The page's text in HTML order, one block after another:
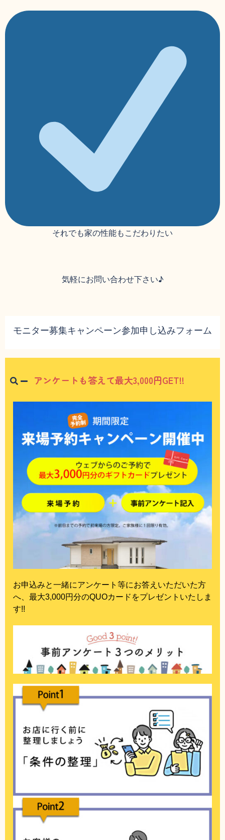
それでも家の性能もこだわりたい
気軽にお問い合わせ下さい♪
モニター募集キャンペーン参加申し込みフォーム
アンケートも答えて最大3,000円GET!!
お申込みと一緒にアンケート等にお答えいただいた方
へ、最大3,000円分のQUOカードをプレゼントいたしま
す!!